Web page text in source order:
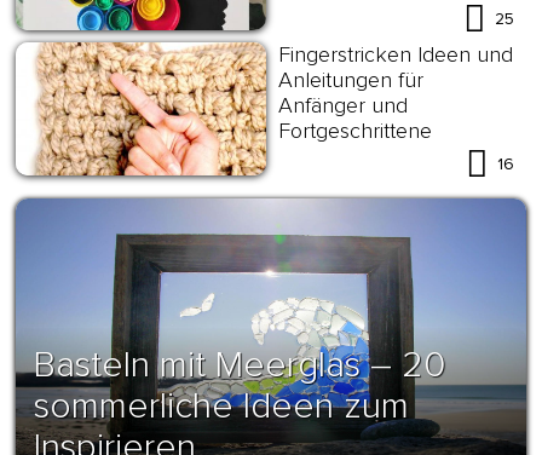
25
Fingerstricken Ideen und
Anleitungen für
Anfänger und
Fortgeschrittene
16
Basteln mit Meerglas – 20
sommerliche Ideen zum